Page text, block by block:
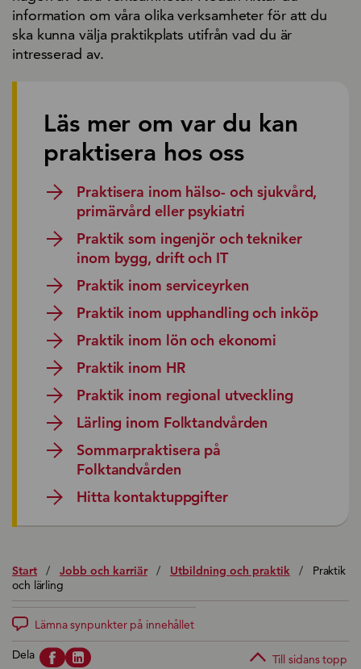
information om våra olika verksamheter för att du
ska kunna välja praktikplats utifrån vad du är
intresserad av.
Läs mer om var du kan
praktisera hos oss
Praktisera inom hälso- och sjukvård,
primärvård eller psykiatri
Praktik som ingenjör och tekniker
inom bygg, drift och IT
Praktik inom serviceyrken
Praktik inom upphandling och inköp
Praktik inom lön och ekonomi
Praktik inom HR
Praktik inom regional utveckling
Lärling inom Folktandvården
Sommarpraktisera på
Folktandvården
Hitta kontaktuppgifter
Start / Jobb och karriär / Utbildning och praktik /
Praktik
och lärling
Lämna synpunkter på innehållet
Dela Till sidans topp